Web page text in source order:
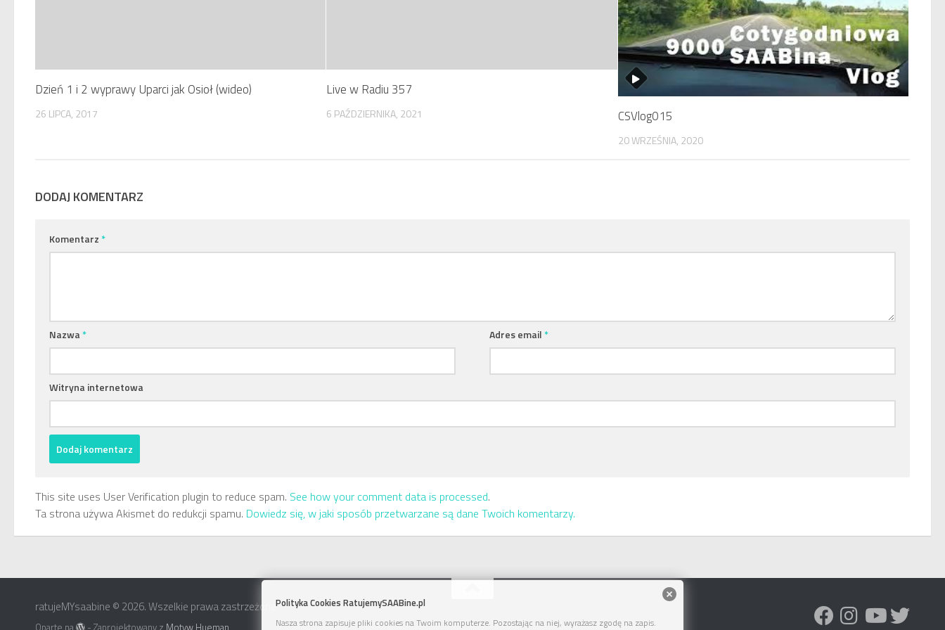
Dzień 1 i 2 wyprawy Uparci jak Osioł (wideo)
26 LIPCA, 2017
Live w Radiu 357
6 PAŹDZIERNIKA, 2021 CSVlog015
20 WRZEŚNIA, 2020
DODAJ KOMENTARZ
Komentarz*
Nazwa* Adres email*
Witryna internetowa
This site uses User Verification plugin to reduce spam. See how your comment data is processed.
Ta strona używa Akismet do redukcji spamu. Dowiedz się, w jaki sposób przetwarzane są dane Twoich komentarzy.
ratujeMYsaabine © 2026. Wszelkie prawa zastrzeżone
Oparte na - Zaprojektowany z Motyw Hueman
Polityka Cookies RatujemySAABine.pl
Nasza strona zapisuje pliki cookies na Twoim komputerze. Pozostając na niej, wyrażasz zgodę na zapis.